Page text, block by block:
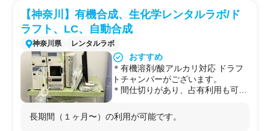
【神奈川】有機合成、生化学レンタルラボ/ド
ラフト、LC、自動合成
神奈川県 レンタルラボ
おすすめ
＊有機溶剤/酸アルカリ対応 ドラフ
トチャンバーがございます。
＊間仕切りがあり、占有利用も可能
＊レンタルラボサポートスタッフの
常駐があり、試薬のうけとり、備品
長期間（１ヶ月〜）の利用が可能です。